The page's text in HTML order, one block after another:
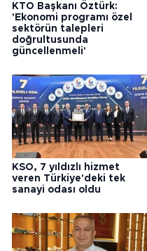
KTO Başkanı Öztürk:
'Ekonomi programı özel
sektörün talepleri
doğrultusunda
güncellenmeli'
KSO, 7 yıldızlı hizmet
veren Türkiye'deki tek
sanayi odası oldu